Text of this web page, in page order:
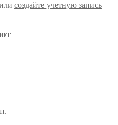
создайте учетную запись